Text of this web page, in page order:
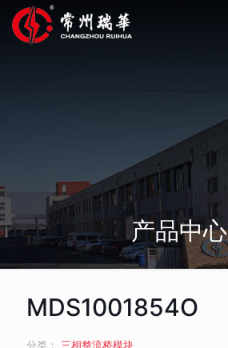
产品中心
MDS1001854O
分类： 三相整流桥模块